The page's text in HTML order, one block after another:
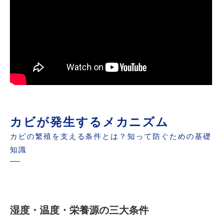
カビが発生するメカニズム
カビの繁殖を支える条件とは？知って防ぐための基礎
知識
湿度・温度・栄養源の三大条件